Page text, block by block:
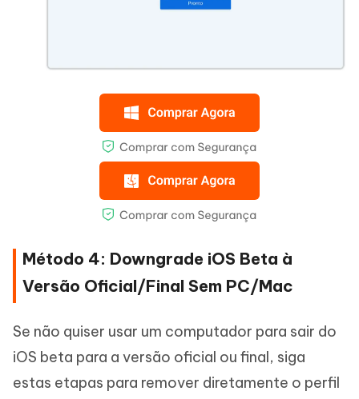
Método 4: Downgrade iOS Beta à
Versão Oficial/Final Sem PC/Mac
Se não quiser usar um computador para sair do
iOS beta para a versão oficial ou final, siga
estas etapas para remover diretamente o perfil